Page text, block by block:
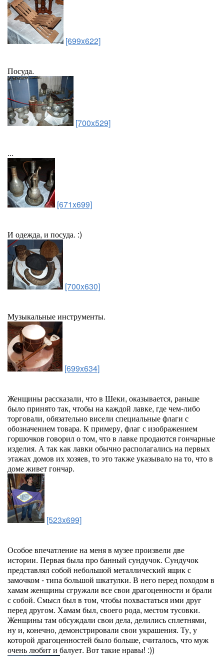
[699x622]
Посуда.
[700x529]
...
[671x699]
И одежда, и посуда. :)
[700x630]
Музыкальные инструменты.
[699x634]
Женщины рассказали, что в Шеки, оказывается, раньше
было принято так, чтобы на каждой лавке, где чем-либо
торговали, обязательно висели специальные флаги с
обозначением товара. К примеру, флаг с изображением
горшочков говорил о том, что в лавке продаются гончарные
изделия. А так как лавки обычно располагались на первых
этажах домов их хозяев, то это также указывало на то, что в
доме живет гончар.
[523x699]
Особое впечатление на меня в музее произвели две
истории. Первая была про банный сундучок. Сундучок
представлял собой небольшой металлический ящик с
замочком - типа большой шкатулки. В него перед походом в
хамам женщины сгружали все свои драгоценности и брали
с собой. Смысл был в том, чтобы похвастаться ими друг
перед другом. Хамам был, своего рода, местом тусовки.
Женщины там обсуждали свои дела, делились сплетнями,
ну и, конечно, демонстрировали свои украшения. Ту, у
которой драгоценностей было больше, считалось, что муж
очень любит и балует. Вот такие нравы! :))